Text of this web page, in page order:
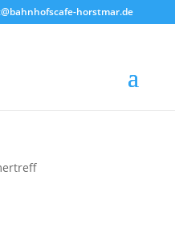
horstmar.de